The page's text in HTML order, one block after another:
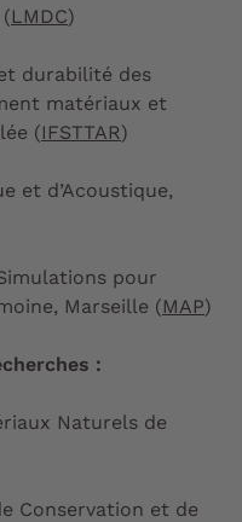
LMDC)
durabilité des
matériaux et
(IFSTTAR)
et d’Acoustique,
pour
Marseille (MAP)
:
Naturels de
et de